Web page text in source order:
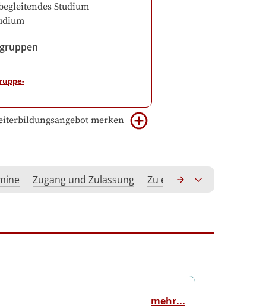
Studium
merken
Zugang und Zulassung Zu erwerbende
mehr...